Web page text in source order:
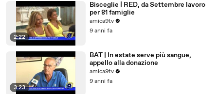
2:22
Bisceglie | RED, da Settembre lavoro
per 81 famiglie
amica9tv
9 anni fa
3:23
BAT | In estate serve più sangue,
appello alla donazione
amica9tv
9 anni fa